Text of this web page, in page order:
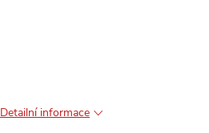
Detailní informace